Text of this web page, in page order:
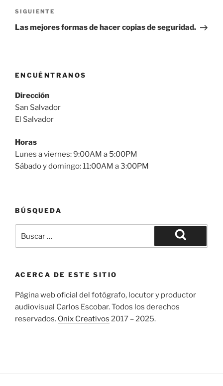
Siguiente
entrada
SIGUIENTE
Las mejores formas de hacer copias de seguridad.
ENCUÉNTRANOS
Dirección
San Salvador
El Salvador
Horas
Lunes a viernes: 9:00AM a 5:00PM
Sábado y domingo: 11:00AM a 3:00PM
BÚSQUEDA
por:
Buscar
ACERCA DE ESTE SITIO
Página web oficial del fotógrafo, locutor y productor
audiovisual Carlos Escobar. Todos los derechos
reservados. Onix Creativos 2017 – 2025.